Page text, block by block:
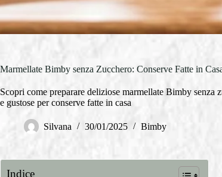
Marmellate Bimby senza Zucchero: Conserve Fatte in
Scopri come preparare deliziose marmellate Bimby senza
e gustose per conserve fatte in casa
Silvana 30/01/2025 Bimby
Indice